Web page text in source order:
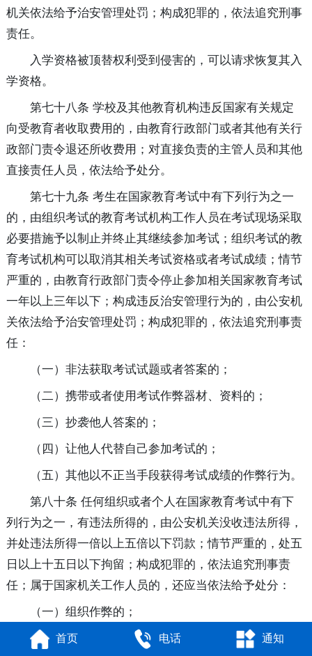
机关依法给予治安管理处罚；构成犯罪的，依法追究刑事
责任。
入学资格被顶替权利受到侵害的，可以请求恢复其入
学资格。
第七十八条 学校及其他教育机构违反国家有关规定
向受教育者收取费用的，由教育行政部门或者其他有关行
政部门责令退还所收费用；对直接负责的主管人员和其他
直接责任人员，依法给予处分。
第七十九条 考生在国家教育考试中有下列行为之一
的，由组织考试的教育考试机构工作人员在考试现场采取
必要措施予以制止并终止其继续参加考试；组织考试的教
育考试机构可以取消其相关考试资格或者考试成绩；情节
严重的，由教育行政部门责令停止参加相关国家教育考试
一年以上三年以下；构成违反治安管理行为的，由公安机
关依法给予治安管理处罚；构成犯罪的，依法追究刑事责
任：
（一）非法获取考试试题或者答案的；
（二）携带或者使用考试作弊器材、资料的；
（三）抄袭他人答案的；
（四）让他人代替自己参加考试的；
（五）其他以不正当手段获得考试成绩的作弊行为。
第八十条 任何组织或者个人在国家教育考试中有下
列行为之一，有违法所得的，由公安机关没收违法所得，
并处违法所得一倍以上五倍以下罚款；情节严重的，处五
日以上十五日以下拘留；构成犯罪的，依法追究刑事责
任；属于国家机关工作人员的，还应当依法给予处分：
（一）组织作弊的；
（二）通过提供考试作弊器材等方式为作弊提供帮助
首页 电话 通知